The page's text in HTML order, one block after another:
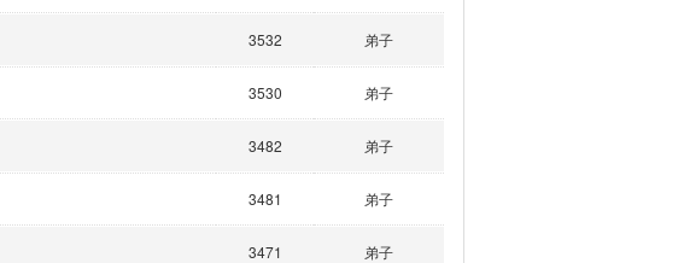
3532 弟子
3530 弟子
3482 弟子
3481 弟子
3471 弟子